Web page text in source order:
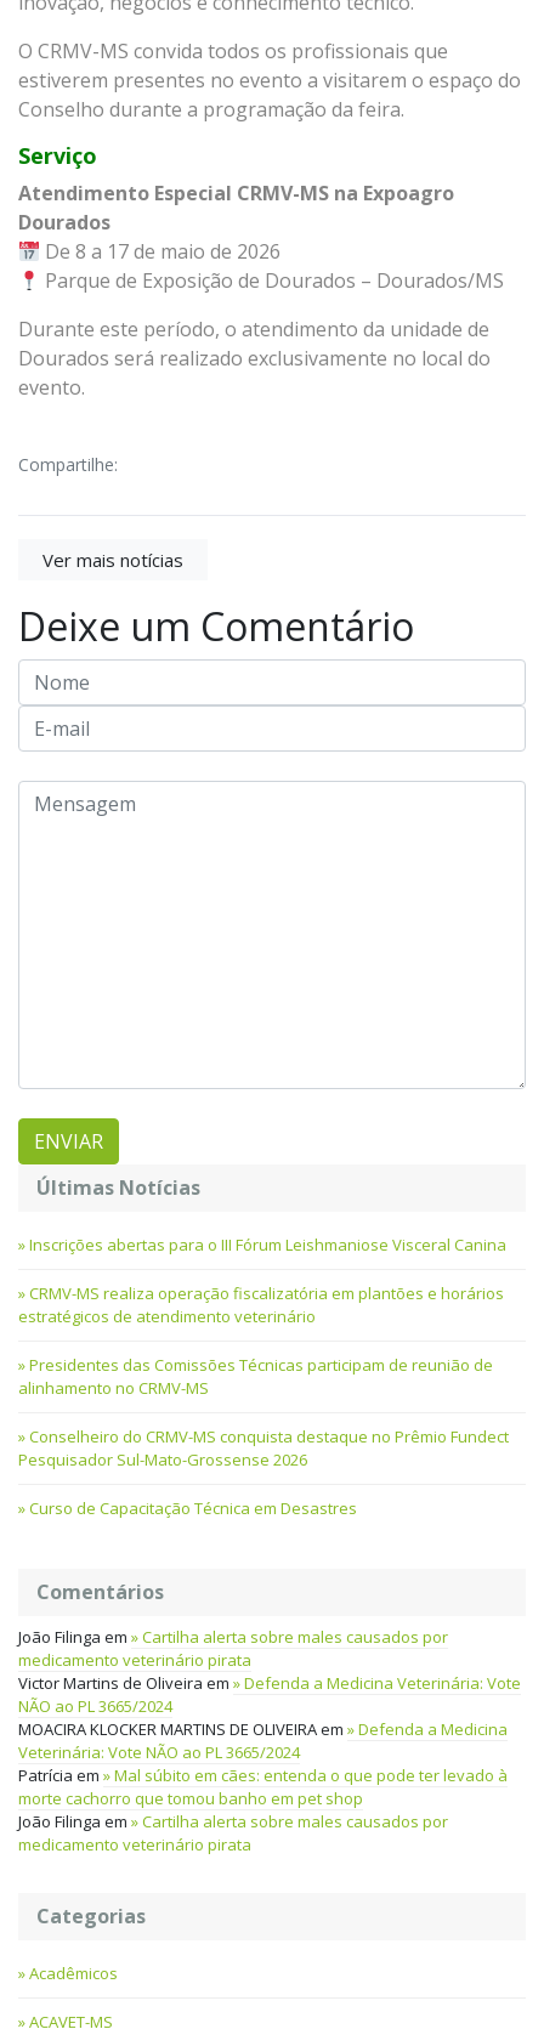
O CRMV-MS convida todos os profissionais que
estiverem presentes no evento a visitarem o espaço do
Conselho durante a programação da feira.
Serviço
Atendimento Especial CRMV-MS na Expoagro
Dourados
De 8 a 17 de maio de 2026
Parque de Exposição de Dourados – Dourados/MS
Durante este período, o atendimento da unidade de
Dourados será realizado exclusivamente no local do
evento.
Compartilhe:
Ver mais notícias
Deixe um Comentário
Últimas Notícias
Inscrições abertas para o III Fórum Leishmaniose Visceral Canina
CRMV-MS realiza operação fiscalizatória em plantões e horários
estratégicos de atendimento veterinário
Presidentes das Comissões Técnicas participam de reunião de
alinhamento no CRMV-MS
Conselheiro do CRMV-MS conquista destaque no Prêmio Fundect
Pesquisador Sul-Mato-Grossense 2026
Curso de Capacitação Técnica em Desastres
Comentários
João Filinga em
Cartilha alerta sobre males causados por
medicamento veterinário pirata
Victor Martins de Oliveira em
Defenda a Medicina Veterinária: Vote
NÃO ao PL 3665/2024
MOACIRA KLOCKER MARTINS DE OLIVEIRAem
Defenda a Medicina
Veterinária: Vote NÃO ao PL 3665/2024
Patrícia em
Mal súbito em cães: entenda o que pode ter levado à
morte cachorro que tomou banho em pet shop
João Filinga em
Cartilha alerta sobre males causados por
medicamento veterinário pirata
Categorias
Acadêmicos
ACAVET-MS